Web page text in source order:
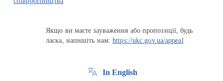
Якщо ви маєте зауваження або пропозиції, будь
ласка, напишіть нам:https://ukc.gov.ua/appeal
In English